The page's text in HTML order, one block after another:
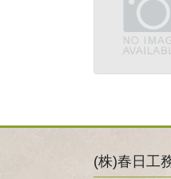
(株)春日工